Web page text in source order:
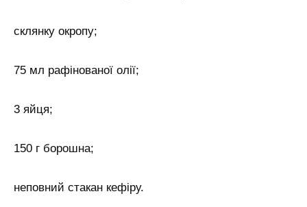
склянку окропу;
75 мл рафінованої олії;
3 яйця;
150 г борошна;
неповний стакан кефіру.